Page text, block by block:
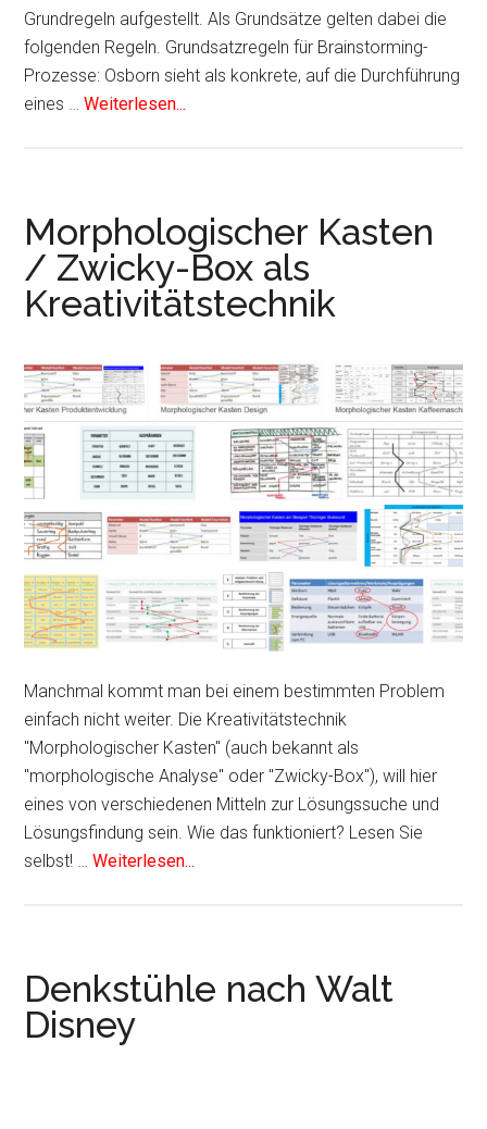
Grundregeln aufgestellt. Als Grundsätze gelten dabei die
folgenden Regeln. Grundsatzregeln für Brainstorming-
Prozesse: Osborn sieht als konkrete, auf die Durchführung
eines …Weiterlesen...
Morphologischer Kasten
/ Zwicky-Box als
Kreativitätstechnik
Manchmal kommt man bei einem bestimmten Problem
einfach nicht weiter. Die Kreativitätstechnik
"Morphologischer Kasten" (auch bekannt als
"morphologische Analyse" oder "Zwicky-Box"), will hier
eines von verschiedenen Mitteln zur Lösungssuche und
Lösungsfindung sein. Wie das funktioniert? Lesen Sie
selbst! …Weiterlesen...
Denkstühle nach Walt
Disney